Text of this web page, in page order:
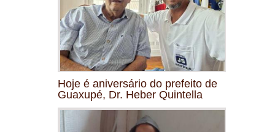
Hoje é aniversário do prefeito de
Guaxupé, Dr. Heber Quintella